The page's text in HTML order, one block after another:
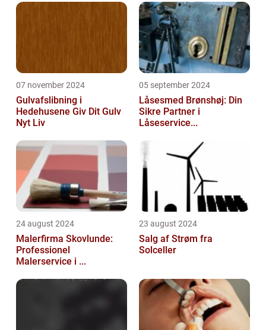
07 november 2024
Gulvafslibning i
Hedehusene Giv Dit Gulv
Nyt Liv
05 september 2024
Låsesmed Brønshøj: Din
Sikre Partner i
Låseservice...
24 august 2024
Malerfirma Skovlunde:
Professionel
Malerservice i ...
23 august 2024
Salg af Strøm fra
Solceller